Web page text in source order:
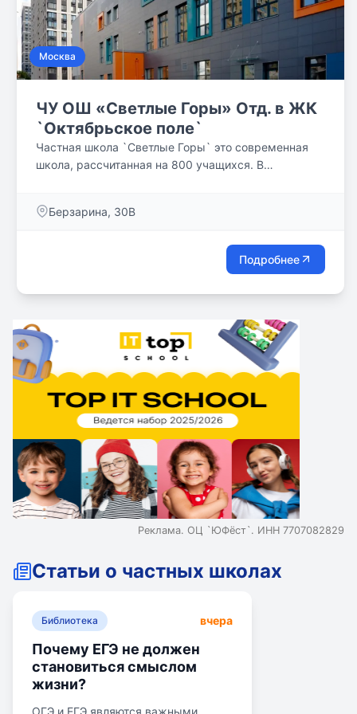
Москва
ЧУ ОШ «Светлые Горы» Отд. в ЖК
`Октябрьское поле`
Частная школа `Светлые Горы` это современная
школа, рассчитанная на 800 учащихся. В
классы, столовая с собственной кухней, зал
блок, спортивный и актовый залы, библиотека.
Берзарина, 30В
Подробнее
Реклама. ОЦ `ЮФёст`. ИНН 7707082829
Статьи о частных школах
Библиотека вчера
Почему ЕГЭ не должен
становиться смыслом
жизни?
ОГЭ и ЕГЭ являются важными